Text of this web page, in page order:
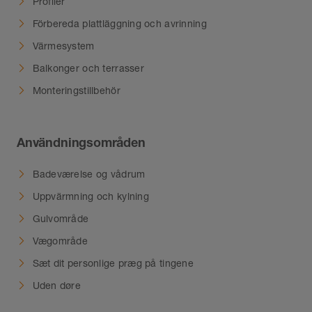
Förbereda plattläggning och avrinning
Värmesystem
Balkonger och terrasser
Monteringstillbehör
Användningsområden
Badeværelse og vådrum
Uppvärmning och kylning
Gulvområde
Vægområde
Sæt dit personlige præg på tingene
Uden døre